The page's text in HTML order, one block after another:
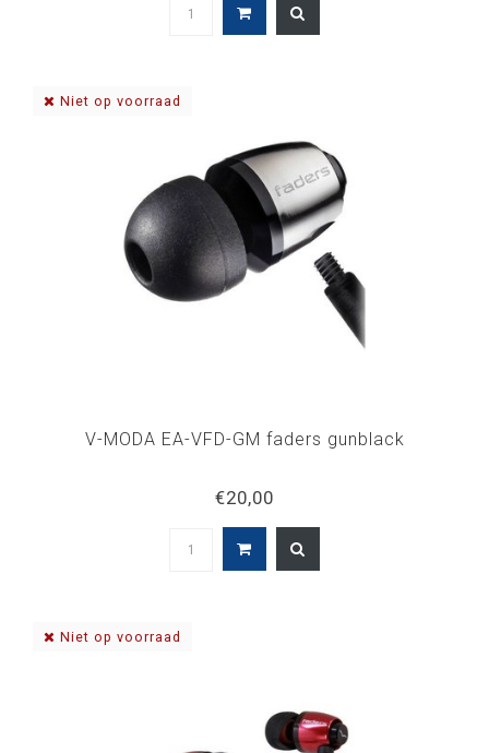
Niet op voorraad
V-MODA EA-VFD-GM faders gunblack
€20,00
Niet op voorraad